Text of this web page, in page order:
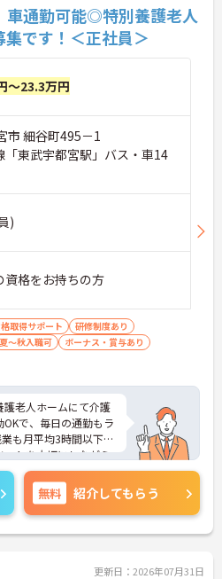
車通勤可能◎特別養護老人
です！＜正社員＞
～23.3万円
市 細谷町495－1
「東武宇都宮駅」バス・車14
)
格をお持ちの方
取得サポート
研修制度あり
夏～秋入職可
ボーナス・賞与あり
老人ホームにて介護
で、毎日の通勤もラ
も月平均3時間以下と
トを大切にしながら
です◎ご興味のある方
さらに詳細をご案内
ださい！
無料 紹介してもらう
更新日：2026年07月31日